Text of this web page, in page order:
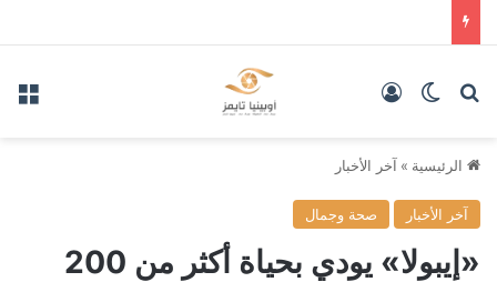
بحث عنالوضع المظلم
الرئيسية » آخر الأخبار
آخر الأخبار صحة وجمال
«إيبولا» يودي بحياة أكثر من 200